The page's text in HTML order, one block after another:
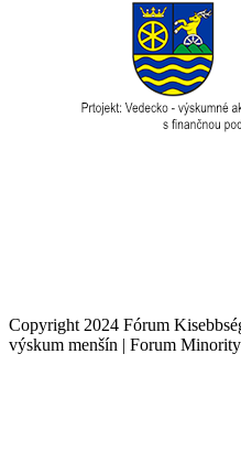
Copyright 2024 Fórum
výskum menšín | Forum